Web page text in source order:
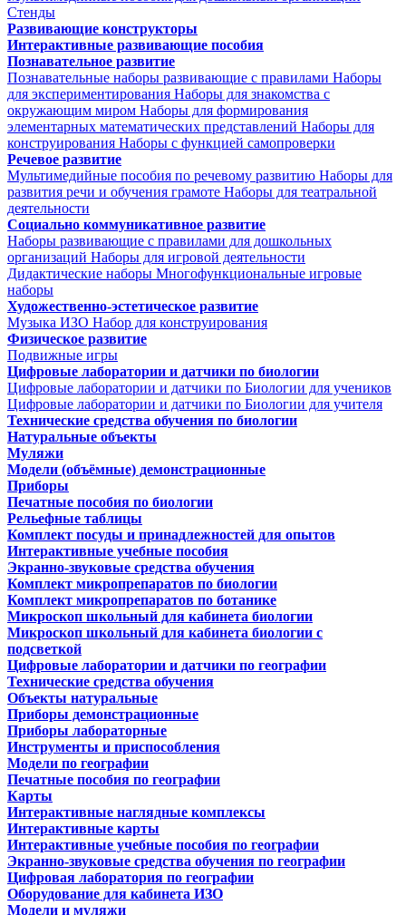
Стенды
Развивающие конструкторы
Интерактивные развивающие пособия
Познавательное развитие
Познавательные наборы развивающие с правилами Наборы
для экспериментирования Наборы для знакомства с
окружающим миром Наборы для формирования
элементарных математических представлений Наборы для
конструирования Наборы с функцией самопроверки
Речевое развитие
Мультимедийные пособия по речевому развитию Наборы для
развития речи и обучения грамоте Наборы для театральной
деятельности
Социально коммуникативное развитие
Наборы развивающие с правилами для дошкольных
организаций Наборы для игровой деятельности
Дидактические наборы Многофункциональные игровые
наборы
Художественно-эстетическое развитие
Музыка ИЗО Набор для конструирования
Физическое развитие
Подвижные игры
Цифровые лаборатории и датчики по биологии
Цифровые лаборатории и датчики по Биологии для учеников
Цифровые лаборатории и датчики по Биологии для учителя
Технические средства обучения по биологии
Натуральные объекты
Муляжи
Модели (объёмные) демонстрационные
Приборы
Печатные пособия по биологии
Рельефные таблицы
Комплект посуды и принадлежностей для опытов
Интерактивные учебные пособия
Экранно-звуковые средства обучения
Комплект микропрепаратов по биологии
Комплект микропрепаратов по ботанике
Микроскоп школьный для кабинета биологии
Микроскоп школьный для кабинета биологии с
подсветкой
Цифровые лаборатории и датчики по географии
Технические средства обучения
Объекты натуральные
Приборы демонстрационные
Приборы лабораторные
Инструменты и приспособления
Модели по географии
Печатные пособия по географии
Карты
Интерактивные наглядные комплексы
Интерактивные карты
Интерактивные учебные пособия по географии
Экранно-звуковые средства обучения по географии
Цифровая лаборатория по географии
Оборудование для кабинета ИЗО
Модели и муляжи